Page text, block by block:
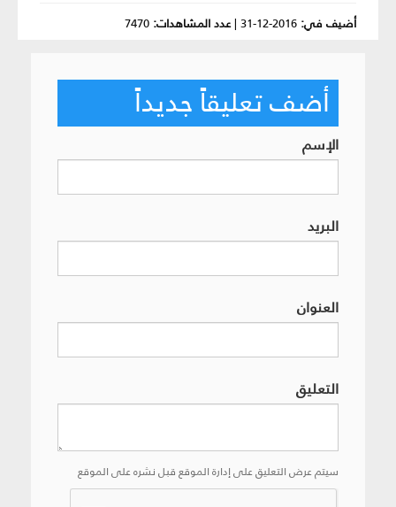
أضيف في: 2016-12-31
|عدد المشاهدات: 7470
أضف تعليقاً جديداً
الإسم
البريد
العنوان
التعليق
سيتم عرض التعليق على إدارة الموقع قبل نشره على الموقع